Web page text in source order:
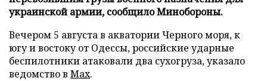
украинской армии, сообщило Минобороны.
Вечером 5 августа в акватории Черного моря, к
югу и востоку от Одессы, российские ударные
беспилотники атаковали два сухогруза, указало
ведомство в Max.